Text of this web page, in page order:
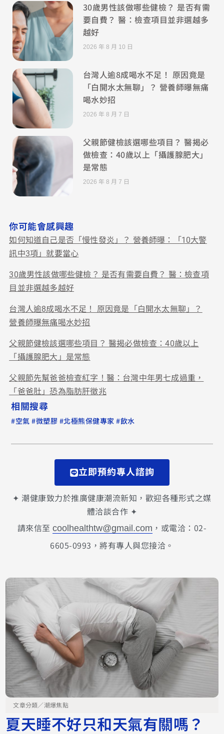
30歲男性該做哪些健檢？ 是否有需
要自費？ 醫：檢查項目並非選越多
越好
2026 年 8 月 10 日
台灣人逾8成喝水不足！ 原因竟是
「白開水太無聊」？ 營養師曝無痛
喝水妙招
2026 年 8 月 7 日
父親節健檢該選哪些項目？ 醫揭必
做檢查：40歲以上「攝護腺肥大」
是常態
2026 年 8 月 7 日
你可能會感興趣
如何知道自己是否「慢性發炎」？ 營養師曝：「10大警
訊中3項」就要當心
30歲男性該做哪些健檢？ 是否有需要自費？ 醫：檢查項
目並非選越多越好
台灣人逾8成喝水不足！ 原因竟是「白開水太無聊」？
營養師曝無痛喝水妙招
父親節健檢該選哪些項目？ 醫揭必做檢查：40歲以上
「攝護腺肥大」是常態
父親節先幫爸爸檢查紅字！醫：台灣中年男七成過重，
「爸爸肚」恐為脂肪肝徵兆
相關搜尋
#空氣 #微塑膠 #北極熊保健專家 #飲水
立即預約專人諮詢
✦ 潮健康致力於推廣健康潮流新知，歡迎各種形式之媒
體洽談合作 ✦
請來信至coolhealthtw@gmail.com ，或電洽：02-
6605-0993，將有專人與您接洽。
文章分類／潮爆焦點
夏天睡不好只和天氣有關嗎？